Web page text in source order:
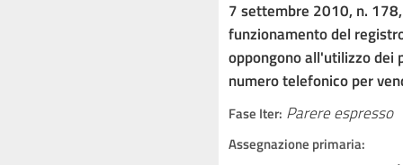
7 settembre 2010, n.
funzionamento del
oppongono all'utilizzo dei
numero telefonico per
Fase Iter: Parere espresso
Assegnazione primaria: